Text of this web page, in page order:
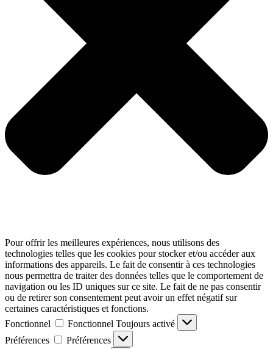
Pour offrir les meilleures expériences, nous utilisons des
technologies telles que les cookies pour stocker et/ou accéder aux
informations des appareils. Le fait de consentir à ces technologies
nous permettra de traiter des données telles que le comportement de
navigation ou les ID uniques sur ce site. Le fait de ne pas consentir
ou de retirer son consentement peut avoir un effet négatif sur
certaines caractéristiques et fonctions.
Fonctionnel
Fonctionnel Toujours activé
Préférences
Préférences